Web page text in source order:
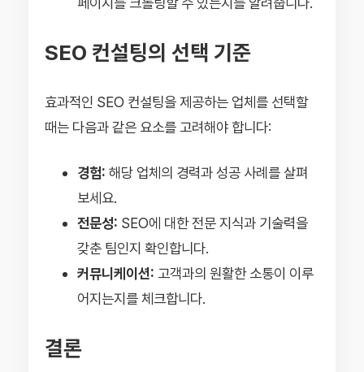
SEO 컨설팅의 선택 기준
효과적인 SEO 컨설팅을 제공하는 업체를 선택할
때는 다음과 같은 요소를 고려해야 합니다:
경험: 해당 업체의 경력과 성공 사례를 살펴
보세요.
전문성: SEO에 대한 전문 지식과 기술력을
갖춘 팀인지 확인합니다.
커뮤니케이션: 고객과의 원활한 소통이 이루
어지는지를 체크합니다.
결론